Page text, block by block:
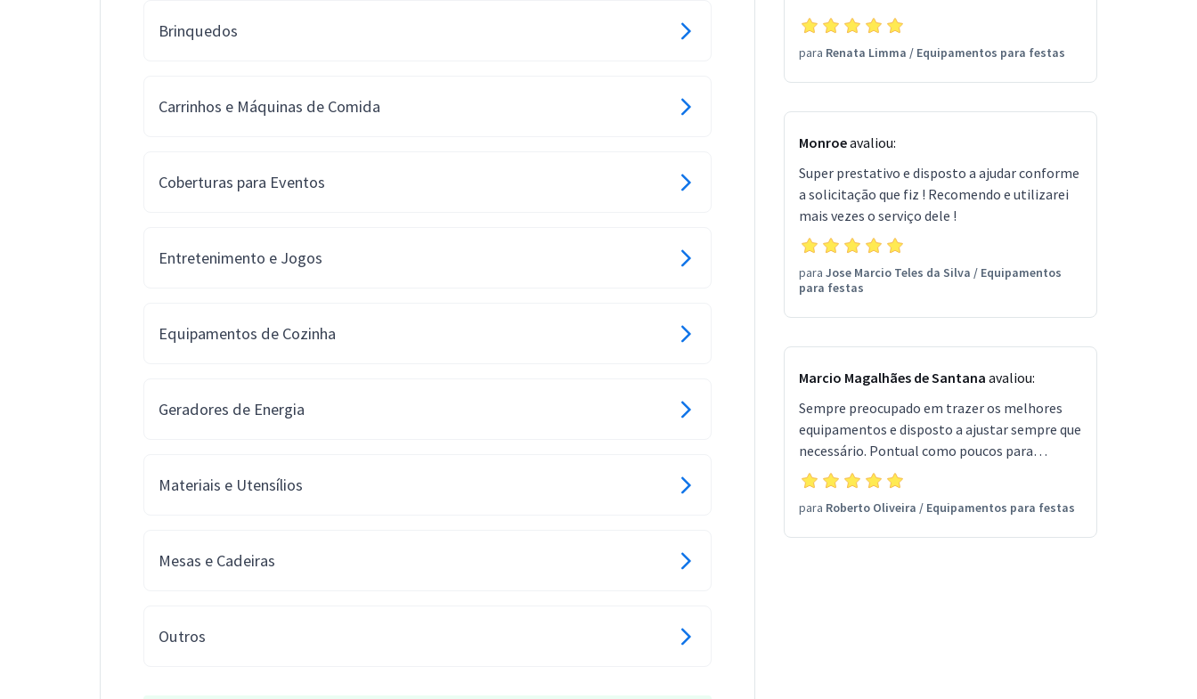
Brinquedos
Carrinhos e Máquinas de Comida
Coberturas para Eventos
Entretenimento e Jogos
Equipamentos de Cozinha
Geradores de Energia
Materiais e Utensílios
Mesas e Cadeiras
Outros
para Renata Limma / Equipamentos para festas
Monroeavaliou:
Super prestativo e disposto a ajudar conforme
a solicitação que fiz ! Recomendo e utilizarei
mais vezes o serviço dele !
para Jose Marcio Teles da Silva / Equipamentos
para festas
Marcio Magalhães de Santana avaliou:
Sempre preocupado em trazer os melhores
equipamentos e disposto a ajustar sempre que
necessário. Pontual como poucos para
montar e desmontar. Sem dúvidas está entre
os melhores profissionais desse mercado.
para Roberto Oliveira / Equipamentos para festas